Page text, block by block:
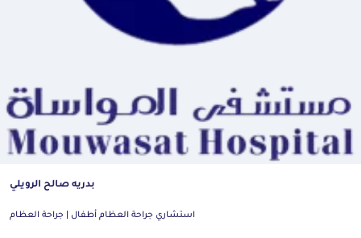
بدريه صالح الرويلي
استشاري جراحة العظام أطفال | جراحة العظام